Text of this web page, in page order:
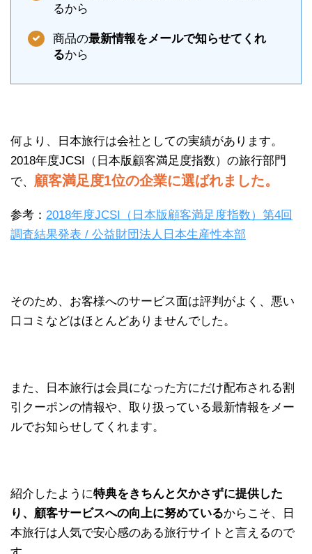
るから
商品の最新情報をメールで知らせてくれ
るから
何より、日本旅行は会社としての実績があります。
2018年度JCSI（日本版顧客満足度指数）の旅行部門
で、 顧客満足度1位の企業に選ばれました。
参考： 2018年度JCSI（日本版顧客満足度指数）第4回
調査結果発表 / 公益財団法人日本生産性本部
そのため、お客様へのサービス面は評判がよく、悪い
口コミなどはほとんどありませんでした。
また、日本旅行は会員になった方にだけ配布される割
引クーポンの情報や、取り扱っている最新情報をメー
ルでお知らせしてくれます。
紹介したように特典をきちんと欠かさずに提供した
り、顧客サービスへの向上に努めているからこそ、日
本旅行は人気で安心感のある旅行サイトと言えるので